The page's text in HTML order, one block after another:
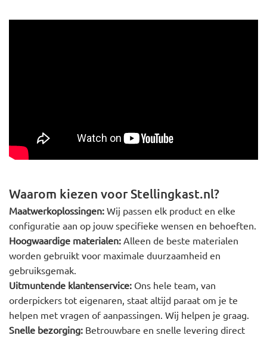
Waarom kiezen voor Stellingkast.nl?
Maatwerkoplossingen: Wij passen elk product en elke
configuratie aan op jouw specifieke wensen en behoeften.
Hoogwaardige materialen: Alleen de beste materialen
worden gebruikt voor maximale duurzaamheid en
gebruiksgemak.
Uitmuntende klantenservice: Ons hele team, van
orderpickers tot eigenaren, staat altijd paraat om je te
helpen met vragen of aanpassingen. Wij helpen je graag.
Snelle bezorging: Betrouwbare en snelle levering direct